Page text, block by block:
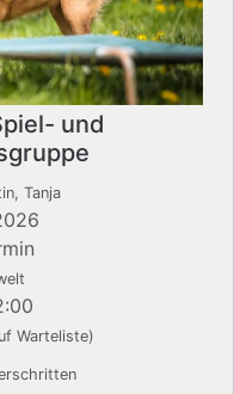
und
Tanja
Warteliste)